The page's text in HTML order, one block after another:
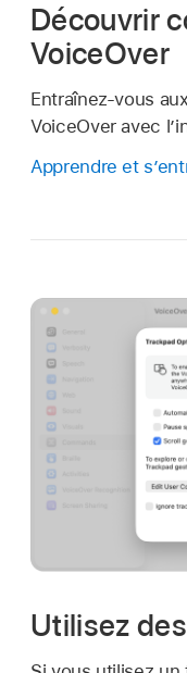
Découvrir
VoiceOver
Entraînez-vous
VoiceOver avec
Apprendre et
Utilisez